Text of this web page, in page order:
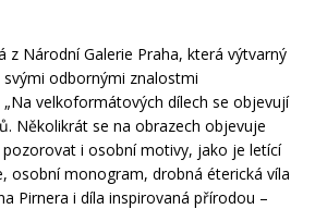
z Národní Galerie Praha, která výtvarný
odbornými znalostmi
velkoformátových dílech se objevují
Několikrát se na obrazech objevuje
i osobní motivy, jako je letící
osobní monogram, drobná éterická víla
Pirnera i díla inspirovaná přírodou –